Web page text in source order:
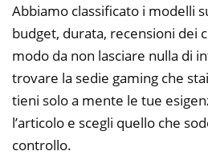
Abbiamo classificato i modelli
budget, durata, recensioni dei
modo da non lasciare nulla di
trovare la sedie gaming che
tieni solo a mente le tue
l’articolo e scegli quello che
controllo.